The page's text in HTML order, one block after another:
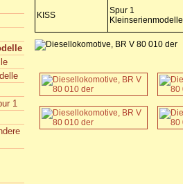
1
KISS
Spur 1
Kleinserienmodelle